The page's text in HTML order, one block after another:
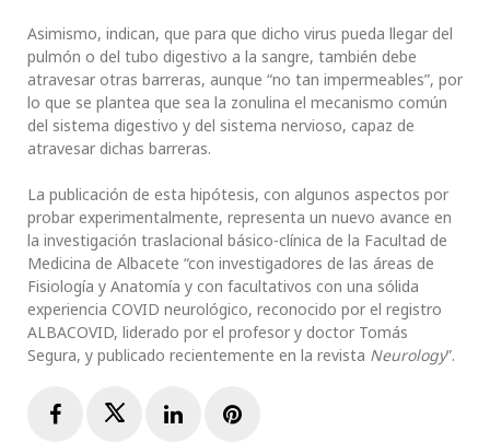
Asimismo, indican, que para que dicho virus pueda llegar del
pulmón o del tubo digestivo a la sangre, también debe
atravesar otras barreras, aunque “no tan impermeables”, por
lo que se plantea que sea la zonulina el mecanismo común
del sistema digestivo y del sistema nervioso, capaz de
atravesar dichas barreras.
La publicación de esta hipótesis, con algunos aspectos por
probar experimentalmente, representa un nuevo avance en
la investigación traslacional básico-clínica de la Facultad de
Medicina de Albacete “con investigadores de las áreas de
Fisiología y Anatomía y con facultativos con una sólida
experiencia COVID neurológico, reconocido por el registro
ALBACOVID, liderado por el profesor y doctor Tomás
Segura, y publicado recientemente en la revista Neurology”.
FacebookTwitterLinkedInPinterest